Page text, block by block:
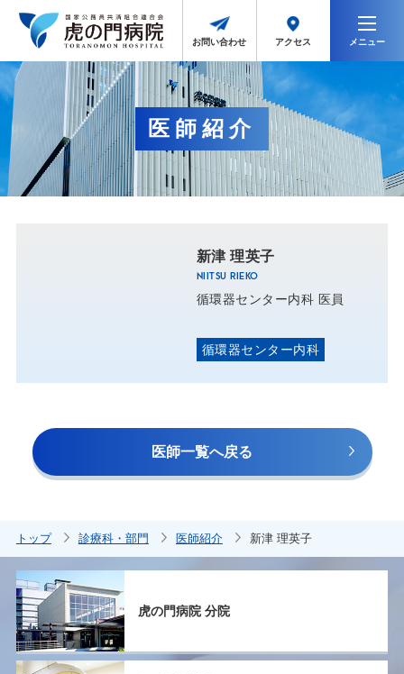
お問い合わせ アクセス メニュー
医師紹介
新津 理英子
NIITSU RIEKO
循環器センター内科 医員
循環器センター内科
医師一覧へ戻る
トップ 診療科・部門 医師紹介 新津 理英子
虎の門病院 分院